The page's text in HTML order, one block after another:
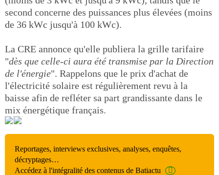
second concerne des puissances plus élevées (moins
de 36 kWc jusqu'à 100 kWc).
La CRE annonce qu'elle publiera la grille tarifaire
"dès que celle-ci aura été transmise par la Direction
de l'énergie". Rappelons que le prix d'achat de
l'électricité solaire est régulièrement revu à la
baisse afin de refléter sa part grandissante dans le
mix énergétique français.
Reportages, interviews exclusives, analyses, enquêtes,
décryptages…
Accédez à l'intégralité des contenus de Batiactu